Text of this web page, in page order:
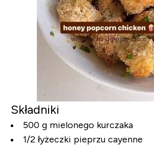
Składniki
500 g mielonego kurczaka
1/2 łyżeczki pieprzu cayenne